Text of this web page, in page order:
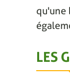
qu'une
LES